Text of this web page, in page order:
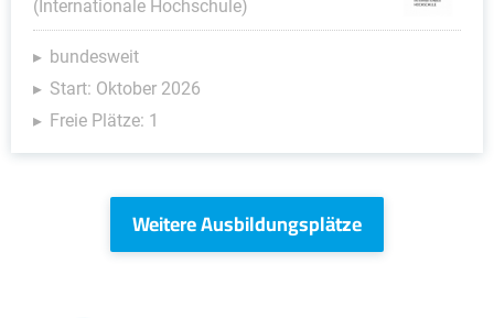
(Internationale Hochschule)
bundesweit
Start: Oktober 2026
Freie Plätze: 1
Weitere Ausbildungsplätze